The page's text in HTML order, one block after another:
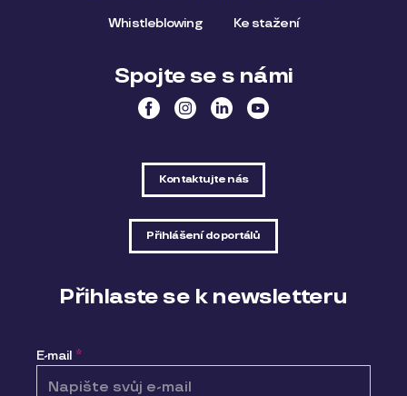
Whistleblowing Ke stažení
Spojte se s námi
Kontaktujte nás
Přihlášení do portálů
Přihlaste se k newsletteru
E-mail *